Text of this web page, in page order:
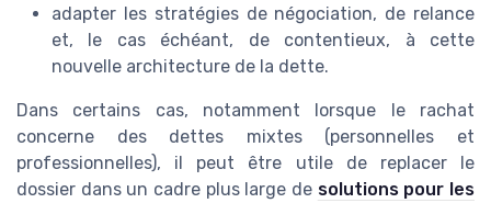
adapter les stratégies de négociation, de relance
et, le cas échéant, de contentieux, à cette
nouvelle architecture de la dette.
Dans certains cas, notamment lorsque le rachat
concerne des dettes mixtes (personnelles et
professionnelles), il peut être utile de replacer le
dossier dans un cadre plus large de solutions pour les